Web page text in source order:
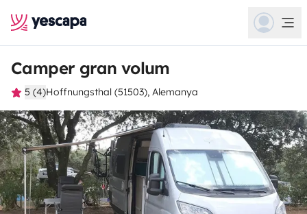
Camper gran volum
5 (4)Hoffnungsthal (51503), Alemanya